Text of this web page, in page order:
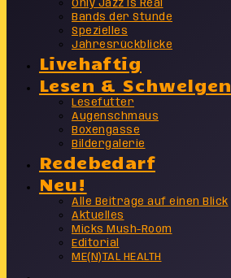
Only Jazz Is Real
Bands der Stunde
Spezielles
Jahresrückblicke
Livehaftig
Lesen & Schwelgen
Lesefutter
Augenschmaus
Boxengasse
Bildergalerie
Redebedarf
Neu!
Alle Beiträge auf einen Blick
Aktuelles
Micks Mush-Room
Editorial
ME(N)TAL HEALTH